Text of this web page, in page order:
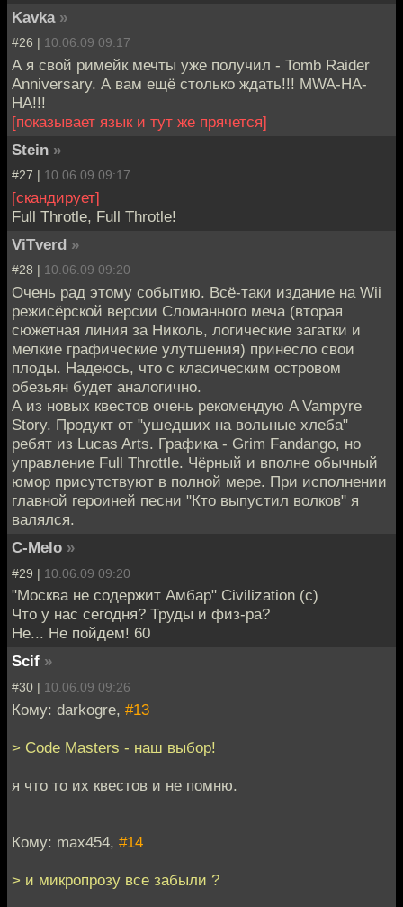
Kavka »
#26 | 10.06.09 09:17
А я свой римейк мечты уже получил - Tomb Raider
Anniversary. А вам ещё столько ждать!!! MWA-HA-
HA!!!
[показывает язык и тут же прячется]
Stein »
#27 | 10.06.09 09:17
[скандирует]
Full Throtle, Full Throtle!
ViTverd »
#28 | 10.06.09 09:20
Очень рад этому событию. Всё-таки издание на Wii
режисёрской версии Сломанного меча (вторая
сюжетная линия за Николь, логические загатки и
мелкие графические улутшения) принесло свои
плоды. Надеюсь, что с класическим островом
обезьян будет аналогично.
А из новых квестов очень рекомендую A Vampyre
Story. Продукт от "ушедших на вольные хлеба"
ребят из Lucas Arts. Графика - Grim Fandango, но
управление Full Throttle. Чёрный и вполне обычный
юмор присутствуют в полной мере. При исполнении
главной героиней песни "Кто выпустил волков" я
валялся.
C-Melo »
#29 | 10.06.09 09:20
"Москва не содержит Амбар" Civilization (c)
Что у нас сегодня? Труды и физ-ра?
Не... Не пойдем! 60
Scif »
#30 | 10.06.09 09:26
Кому: darkogre, #13
> Code Masters - наш выбор!
я что то их квестов и не помню.
Кому: max454, #14
> и микропрозу все забыли ?